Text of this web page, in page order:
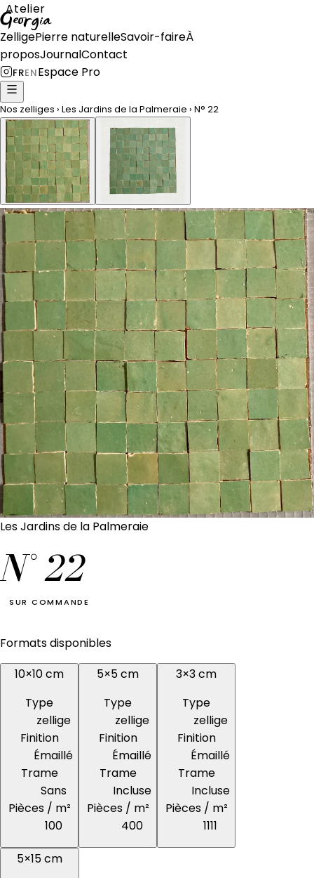
Atelier
Georgia
ZelligePierre naturelleSavoir-faireÀ
proposJournalContact
FRENEspace Pro
Nos zelliges › Les Jardins de la Palmeraie › N° 22
Les Jardins de la Palmeraie
N°22
SUR COMMANDE
Formats disponibles
10×10 cm
Type
zellige
Finition
Émaillé
Trame
Sans
Pièces / m²
100
5×5 cm
Type
zellige
Finition
Émaillé
Trame
Incluse
Pièces / m²
400
3×3 cm
Type
zellige
Finition
Émaillé
Trame
Incluse
Pièces / m²
1111
5×15 cm